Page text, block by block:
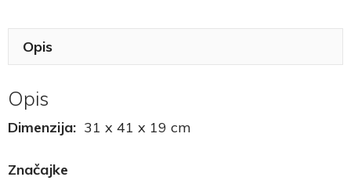
Opis
Opis
Dimenzija: 31 x 41 x 19 cm
Značajke